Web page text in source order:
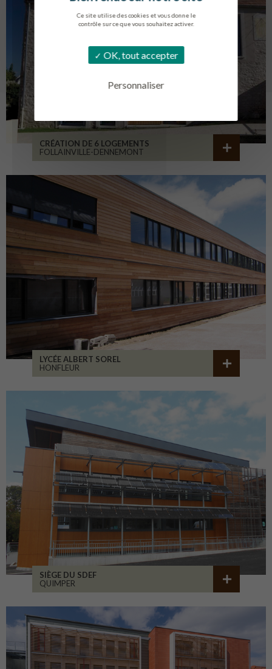
Ce site utilise des cookies et vous donne le
contrôle sur ce que vous souhaitez activer.
OK, tout accepter
Personnaliser
CRÉATION DE 6 LOGEMENTS
FOLLAINVILLE-DENNEMONT
LYCÉE ALBERT SOREL
HONFLEUR
SIÈGE DU SDEF
QUIMPER